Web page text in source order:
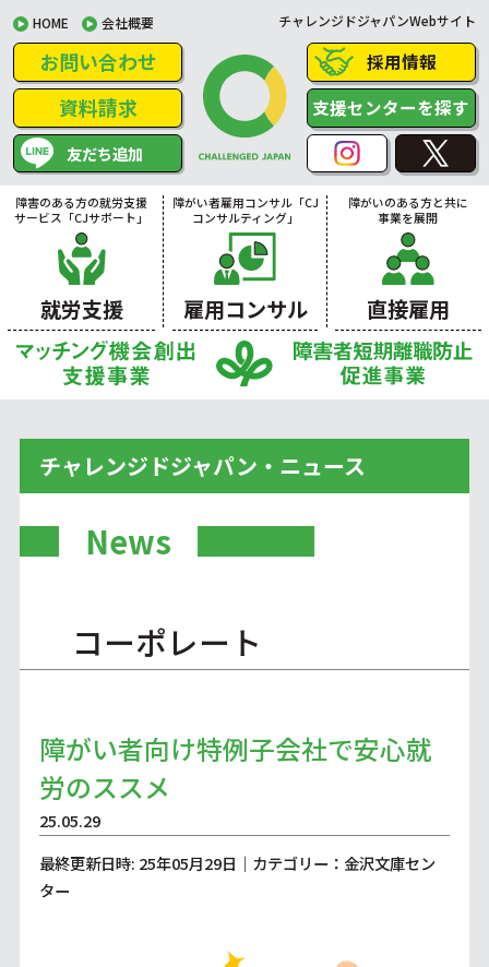
HOME 会社概要 チャレンジドジャパンWebサイト
お問い合わせ
資料請求
友だち追加
採用情報
支援センターを探す
障害のある方の就労支援
サービス「CJサポート」
就労支援
障がい者雇用コンサル「CJ
コンサルティング」
雇用コンサル
障がいのある方と共に
事業を展開
直接雇用
チャレンジドジャパン・ニュース
News
コーポレート
障がい者向け特例子会社で安心就
労のススメ
25.05.29
最終更新日時: 25年05月29日｜カテゴリー：金沢文庫セン
ター